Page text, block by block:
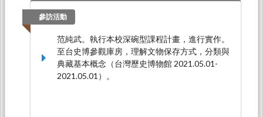
參訪活動
范純武。執行本校深碗型課程計畫，進行實作。
至台史博參觀庫房，理解文物保存方式，分類與
典藏基本概念（台灣歷史博物館 2021.05.01-
2021.05.01）。